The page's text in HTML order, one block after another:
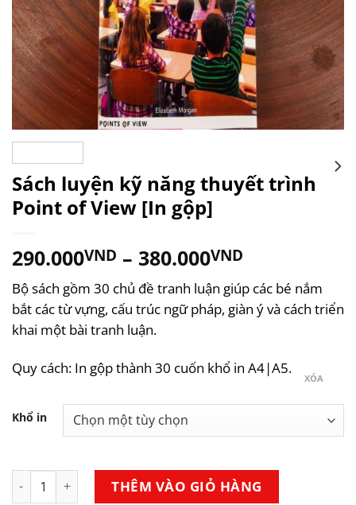
Sách luyện kỹ năng thuyết trình
Point of View [In gộp]
290.000VND – 380.000VND
Bộ sách gồm 30 chủ đề tranh luận giúp các bé nắm
bắt các từ vựng, cấu trúc ngữ pháp, giàn ý và cách triển
khai một bài tranh luận.
Quy cách: In gộp thành 30 cuốn khổ in A4|A5.
Khổ in
XÓA
Sách luyện kỹ năng thuyết trình Point of View [In gộp]
THÊM VÀO GIỎ HÀNG